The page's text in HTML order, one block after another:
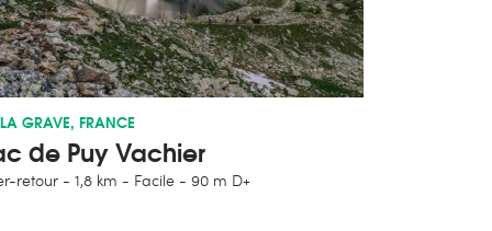
LA GRAVE, FRANCE
de Puy Vachier
retour 1,8 km Facile 90 m D+